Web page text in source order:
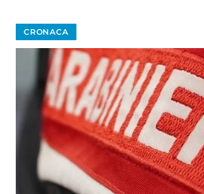
CRONACA